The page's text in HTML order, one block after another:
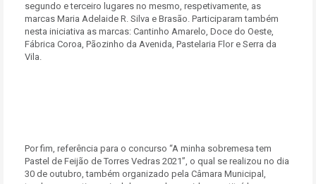
segundo e terceiro lugares no mesmo, respetivamente, as
marcas Maria Adelaide R. Silva e Brasão. Participaram também
nesta iniciativa as marcas: Cantinho Amarelo, Doce do Oeste,
Fábrica Coroa, Pãozinho da Avenida, Pastelaria Flor e Serra da
Vila.
Por fim, referência para o concurso “A minha sobremesa tem
Pastel de Feijão de Torres Vedras 2021”, o qual se realizou no dia
30 de outubro, também organizado pela Câmara Municipal,